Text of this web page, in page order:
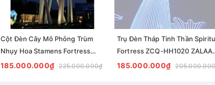
Cột Đèn Cây Mô Phỏng Trùm
Nhụy Hoa Stamens Fortress
ZCQ-HH1021 ZALAA Chiếu Sáng
185.000.000₫ 225.000.000₫
Trụ Đèn Tháp Tinh Thần
Fortress ZCQ-HH1020 ZALAA
Chiếu Sáng Cảnh Quan
185.000.000₫